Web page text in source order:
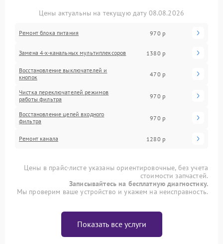
Цены актуальны на текущую дату 08.08.2026
Ремонт блока питания 970 р
Замена 4-х-канальных мультиплексоров 1380 р
Восстановление выключателей и
кнопок
470 р
Чистка переключателей режимов
работы фильтра
970 р
Восстановление цепей входного
фильтра
970 р
Ремонт канала 1280 р
Цены в прайс-листе указаны ориентировочные, без учета
стоимости запчастей.
Записывайтесь на бесплатную диагностику.
Мы проверим ваше устройство и укажем на неисправность.
Показать все услуги